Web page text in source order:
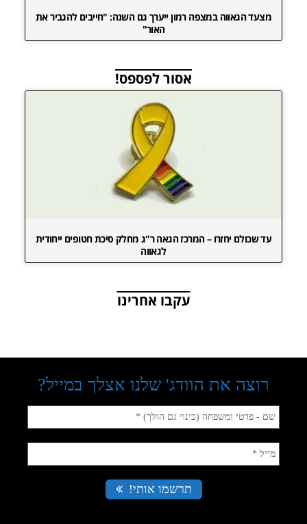
מצעד הגאווה במצפה רמון ייערך גם השנה: "חייבים להגביר את
האור"
אסור לפספס!
עד שכולם יחזרו – המרכז הגאה ר"ג מחלק סיכת חטופים ייחודית
לגאווה
עקבו אחרינו